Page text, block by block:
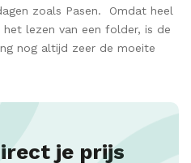
zoals Pasen. Omdat heel
lezen van een folder, is de
nog altijd zeer de moeite
je prijs